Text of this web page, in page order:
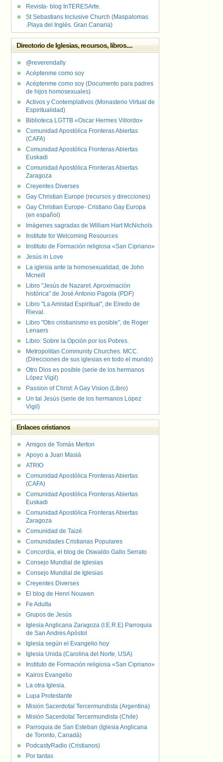
Revista- blog InTERESArte.
St Sebastians Inclusive Church (Maspalomas
.Playa del Inglés. Gran Canaria)
Directorio de Iglesias, recursos, libros....
@reverendally
Acéptenme como soy
Acéptenme como soy (Documento para padres
de hijos homosexuales)
Activos y Contemplativos (Monasterio Virtual de
Espiritualidad)
Biblioteca LGTTB «Oscar Hermes Villordo»
Comunidad Apostólica Fronteras Abiertas
(CAFA)
Comunidad Apostólica Fronteras Abiertas
Euskadi
Comunidad Apostólica Fronteras Abiertas
Zaragoza
Creyentes Diverses
Gay Christian Europe (recursos y direcciones)
Gay Christian Europe- Cristiano Gay Europa
(en español)
Imágenes sagradas de William Hart McNichols
Institute for Welcoming Resources
Instituto de Formación religiosa «San Cipriano»
Jesús in Love
La iglesia ante la homosexualidad, de John
Mcneill
Libro "Jesús de Nazaret. Aproximación
histórica" de José Antonio Pagola (PDF)
Libro "La Amistad Espiritual", de Elredo de
Rieval.
Libro "Otro cristianismo es posible", de Roger
Lenaers
Libro: Sobre la Opción por los Pobres.
Metropolitan Community Churches. MCC.
(Direcciones de sus iglesias en todo el mundo)
Otro Dios es posible (serie de los hermanos
López Vigil)
Passion of Christ: A Gay Vision (Libro)
Un tal Jesús (serie de los hermanos López
Vigil)
Enlaces cristianos
Amigos de Tomás Merton
Apoyo a Juan Masiá
ATRIO
Comunidad Apostólica Fronteras Abiertas
(CAFA)
Comunidad Apostólica Fronteras Abiertas
Euskadi
Comunidad Apostólica Fronteras Abiertas
Zaragoza
Comunidad de Taizé
Comunidades Cristianas Populares
Concordia, el blog de Oswaldo Gallo Serrato
Consejo Mundial de Iglesias
Consejo Mundial de Iglesias
Creyentes Diverses
El blog de Henri Nouwen
Fe Adulta
Grupos de Jesús
Iglesia Anglicana Zaragoza (I.E.R.E) Parroquia
de San Andres Apóstol
Iglesia según el Evangelio hoy
Iglesia Unida (Carolina del Norte, USA)
Instituto de Formación religiosa «San Cipriano»
Kairos Evangelio
La otra Iglesia.
Lupa Protestante
Misión Sacerdotal Tercermundista (Argentina)
Misión Sacerdotal Tercermundista (Chile)
Parroquia de San Esteban (Iglesia Anglicana
de Toronto, Canadá)
PodcastyRadio (Cristianos)
Por tantas